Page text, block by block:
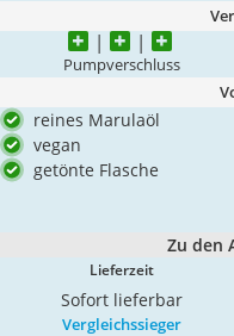
Pumpverschluss
reines Marulaöl
vegan
getönte Flasche
Zu den
Lieferzeit
Sofort lieferbar
Vergleichssieger